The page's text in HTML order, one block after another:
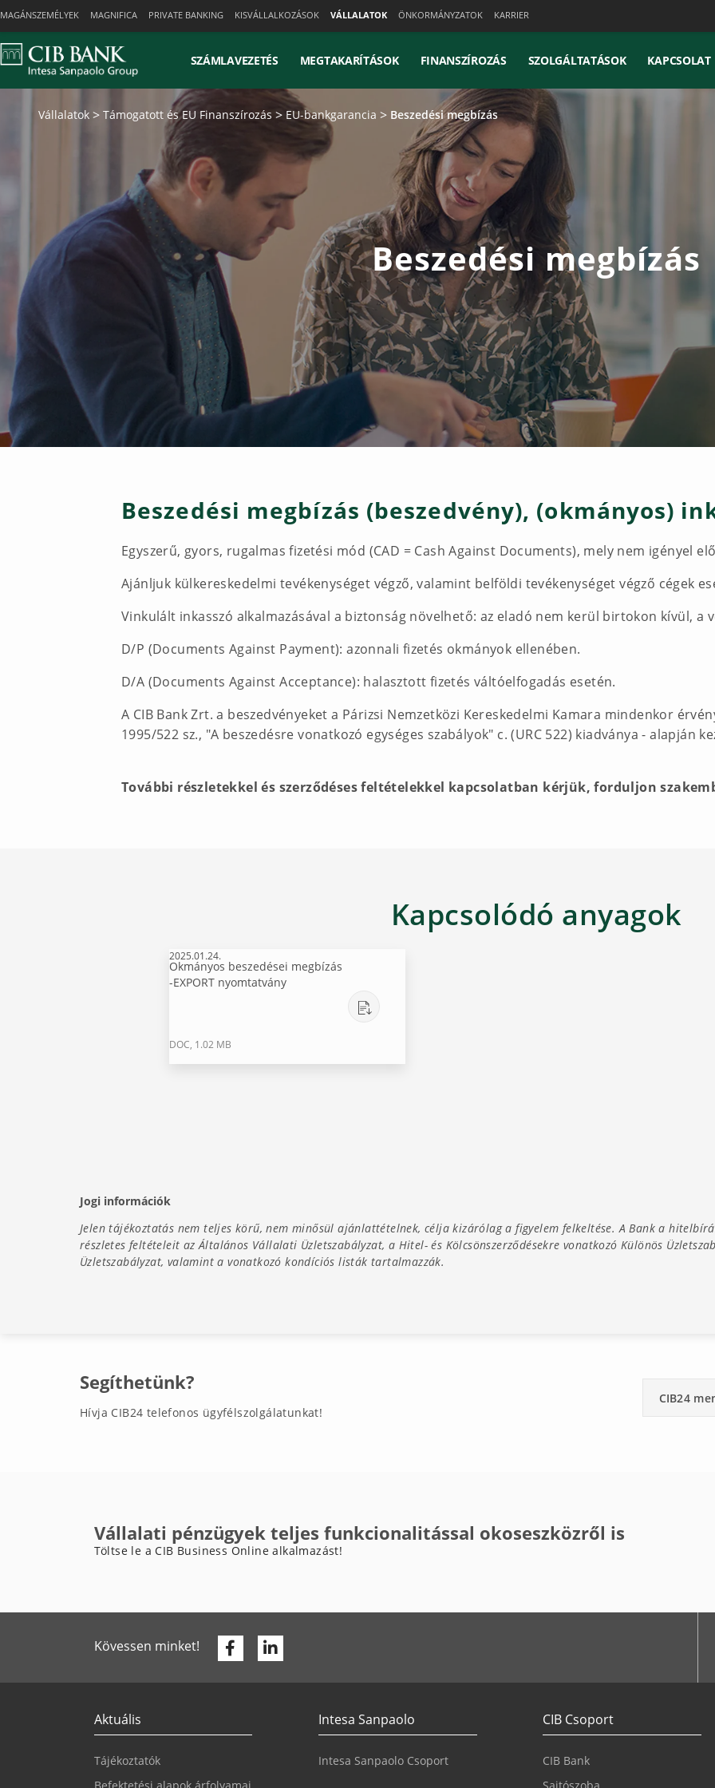
Skiplinks
MAGÁNSZEMÉLYEK MAGNIFICA PRIVATE BANKING KISVÁLLALKOZÁSOK VÁLLALATOK ÖNKORMÁNYZATOK KARRIER
SZÁMLAVEZETÉS MEGTAKARÍTÁSOK FINANSZÍROZÁS SZOLGÁLTATÁSOK KAPCSOLAT
Vállalatok Támogatott és EU Finanszírozás EU-bankgarancia Beszedési megbízás
Beszedési megbízás
Beszedési megbízás (beszedvény), (okmányos)
Egyszerű, gyors, rugalmas fizetési mód (CAD = Cash Against Documents), mely nem igényel
Ajánljuk külkereskedelmi tevékenységet végző, valamint belföldi tevékenységet végző cégek
Vinkulált inkasszó alkalmazásával a biztonság növelhető: az eladó nem kerül birtokon kívül, a
D/P (Documents Against Payment): azonnali fizetés okmányok ellenében.
D/A (Documents Against Acceptance): halasztott fizetés váltóelfogadás esetén.
A CIB Bank Zrt. a beszedvényeket a Párizsi Nemzetközi Kereskedelmi Kamara mindenkor
1995/522 sz., "A beszedésre vonatkozó egységes szabályok" c. (URC 522) kiadványa - alapján
További részletekkel és szerződéses feltételekkel kapcsolatban kérjük, forduljon
Kapcsolódó anyagok
2025.01.24.
Okmányos beszedései megbízás
-EXPORT nyomtatvány
DOC, 1.02 MB
Jogi információk
Jelen tájékoztatás nem teljes körű, nem minősül ajánlattételnek, célja kizárólag a figyelem felkeltése. A Bank a
részletes feltételeit az Általános Vállalati Üzletszabályzat, a Hitel- és Kölcsönszerződésekre vonatkozó Különös
Üzletszabályzat, valamint a vonatkozó kondíciós listák tartalmazzák.
Segíthetünk?
Hívja CIB24 telefonos ügyfélszolgálatunkat!
CIB24
Vállalati pénzügyek teljes funkcionalitással okoseszközről is
Töltse le a CIB Business Online alkalmazást!
Kövessen minket! FacebookLinkedin
Aktuális
Tájékoztatók
Intesa Sanpaolo
Intesa Sanpaolo Csoport
CIB Csoport
CIB Bank